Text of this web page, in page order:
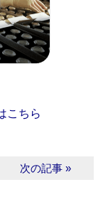
こちら
次の記事 »